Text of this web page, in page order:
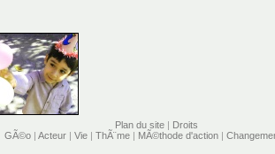
Plan du site | Droits
GÃ©o | Acteur | Vie | ThÃ¨me | MÃ©thode d'action |